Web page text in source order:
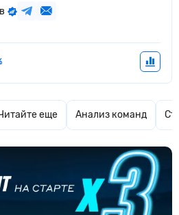
еще Анализ команд